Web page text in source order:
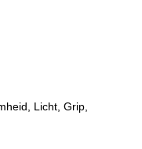
Licht, Grip,